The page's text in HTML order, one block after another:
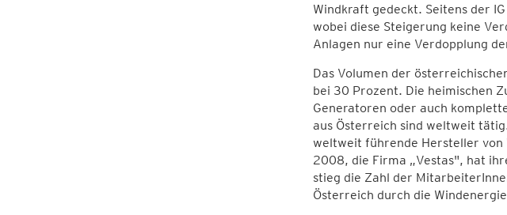
Windkraft gedeckt. Seitens der
wobei diese Steigerung keine
Anlagen nur eine Verdopplung
Das Volumen der
bei 30 Prozent. Die heimischen
Generatoren oder auch
aus Österreich sind weltweit
weltweit führende Hersteller von
2008, die Firma „Vestas", hat
stieg die Zahl der
Österreich durch die